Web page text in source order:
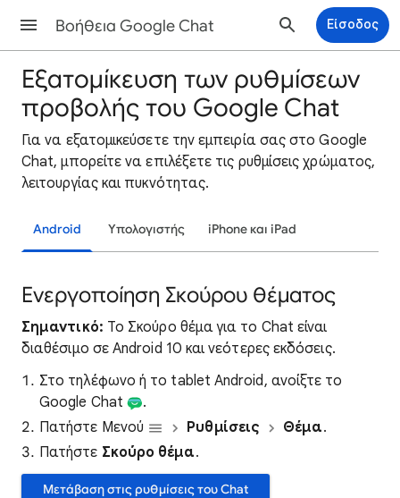
Βοήθεια Google Chat Είσοδος
Εξατομίκευση των ρυθμίσεων
προβολής του Google Chat
Για να εξατομικεύσετε την εμπειρία σας στο Google
Chat, μπορείτε να επιλέξετε τις ρυθμίσεις χρώματος,
λειτουργίας και πυκνότητας.
Android Υπολογιστής iPhone και iPad
Ενεργοποίηση Σκούρου θέματος
Σημαντικό: Το Σκούρο θέμα για το Chat είναι
διαθέσιμο σε Android 10 και νεότερες εκδόσεις.
Στο τηλέφωνο ή το tablet Android, ανοίξτε το
Google Chat
.
Πατήστε Μενού
Ρυθμίσεις Θέμα.
Πατήστε Σκούρο θέμα.
Μετάβαση στις ρυθμίσεις του Chat